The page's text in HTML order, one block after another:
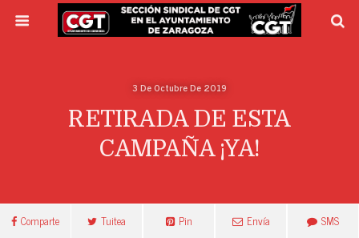
3 De Octubre De 2019
RETIRADA DE ESTA
CAMPAÑA ¡YA!
Comparte Tuitea Pin Envía SMS